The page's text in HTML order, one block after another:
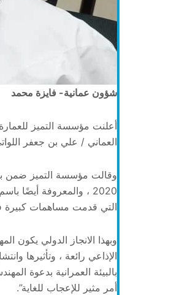
شؤون عمانية- فايزة محمد
العماني / علي بن جعفر
وقالت مؤسسة التميز ضمن
2020 ، والمعروفة
التي قدمت مساهمات كبيرة
وبهذا الانجاز الدولي يكون
الإذاعي رائعة ، وتأثيرها
بالبيئة العمرانية بدعوة
أمر مثير للإعجاب للغاية”.